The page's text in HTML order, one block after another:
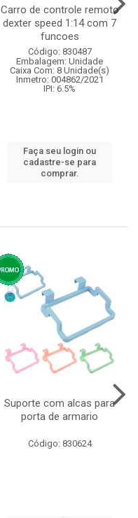
Carro de controle remoto
dexter speed 1:14 com 7
funcoes
Código: 830487
Embalagem: Unidade
Caixa Com: 8 Unidade(s)
Inmetro: 004862/2021
IPI: 6.5%
Faça seu login ou
cadastre-se para
comprar.
Suporte com alcas para
porta de armario
Código: 830624